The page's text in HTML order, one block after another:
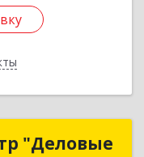
"Деловые
"Деловые